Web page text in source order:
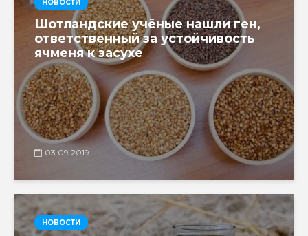
НОВОСТИ
Шотландские учёные нашли ген,
ответственный за устойчивость
ячменя к засухе
03.09.2019
НОВОСТИ